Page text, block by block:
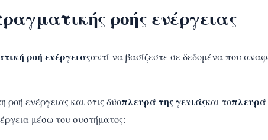
ροής ενέργειας
ροή ενέργειαςαντί να βασίζεστε σε δεδομένα που
ενέργειας και στις δύοπλευρά της γενιάςκαι τοπλευρά
μέσω του συστήματος: